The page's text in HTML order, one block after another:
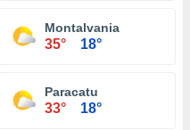
Montalvania
35° 18°
Paracatu
33° 18°